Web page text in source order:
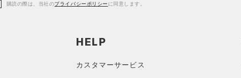
購読の際は、当社のプライバシーポリシー に同意します。
HELP
カスタマーサービス